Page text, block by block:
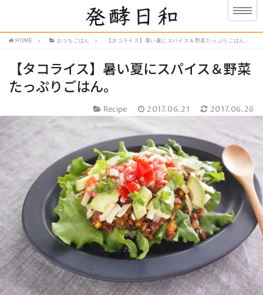
HOME おうちごはん 【タコライス】暑い夏にスパイス＆野菜たっぷりごはん。
【タコライス】暑い夏にスパイス＆野菜
たっぷりごはん。
Recipe 2017.06.21 2017.06.26